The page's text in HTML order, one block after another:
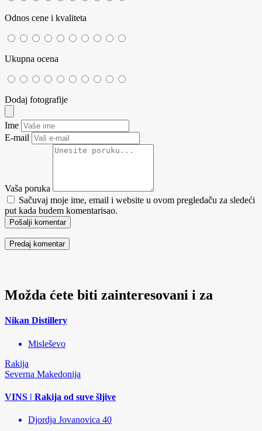
Odnos cene i kvaliteta
Ukupna ocena
Dodaj fotografije
Ime
E-mail
Vaša poruka
Sačuvaj moje ime, email i website u ovom pregledaču za sledeći
put kada budem komentarisao.
Pošalji komentar
Možda ćete biti zainteresovani i za
Nikan Distillery
Misleševo
Rakija
Severna Makedonija
VINS | Rakija od suve šljive
Djordja Jovanovica 40